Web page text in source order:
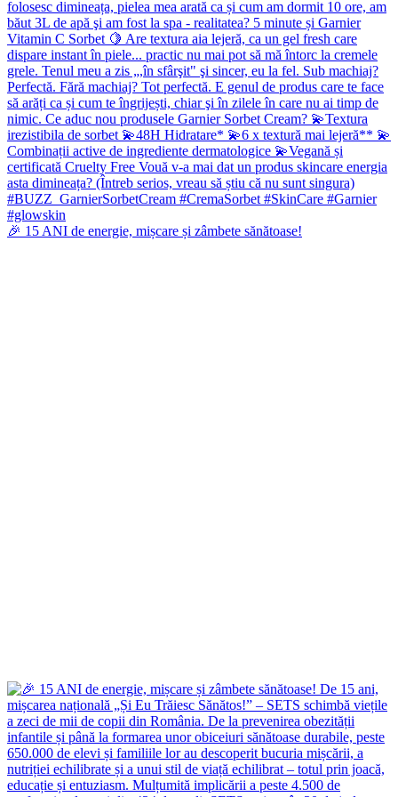
🎉 15 ANI de energie, mișcare și zâmbete sănătoase!